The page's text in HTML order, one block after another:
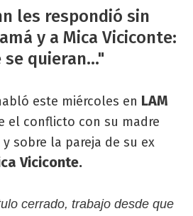
les respondió sin
y a Mica Viciconte:
quieran..."
este miércoles en LAM
el conflicto con su madre
y sobre la pareja de su ex
Viciconte.
cerrado, trabajo desde que